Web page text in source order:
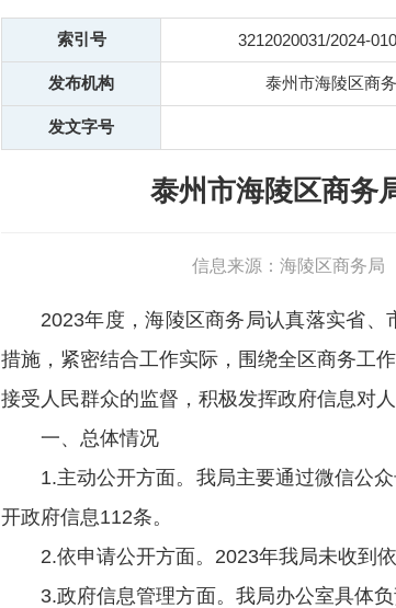
索引号 3212020031/2024-
发布机构 泰州市海陵区商
发文字号
泰州市海陵区商务
信息来源：海陵区商务局
2023年度，海陵区商务局认真落实省
措施，紧密结合工作实际，围绕全区商务工
接受人民群众的监督，积极发挥政府信息对
一、总体情况
1.主动公开方面。我局主要通过微信公
开政府信息112条。
2.依申请公开方面。2023年我局未收到依
3.政府信息管理方面。我局办公室具体